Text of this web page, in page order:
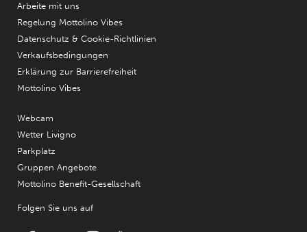
Arbeite mit uns
Regelung Mottolino Vibes
Datenschutz & Cookie-Richtlinien
Verkaufsbedingungen
Erklärung zur Barrierefreiheit
Mottolino Vibes
Webcam
Wetter Livigno
Parkplatz
Gruppen Angebote
Mottolino Benefit-Gesellschaft
Folgen Sie uns auf